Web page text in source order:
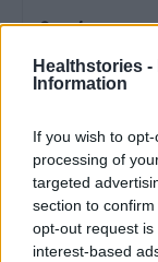
Healthstories -
Information
If you wish to
processing of
targeted
section to
opt-out request
interest-based
9 πράγματα
27 Φεβρουαρίου
Πάνω από
γεννηθεί
την
27 Φεβρουαρίου